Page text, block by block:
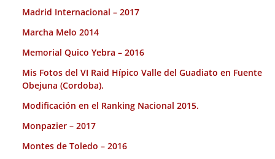
Madrid Internacional – 2017
Marcha Melo 2014
Memorial Quico Yebra – 2016
Mis Fotos del VI Raid Hípico Valle del Guadiato en Fuente
Obejuna (Cordoba).
Modificación en el Ranking Nacional 2015.
Monpazier – 2017
Montes de Toledo – 2016